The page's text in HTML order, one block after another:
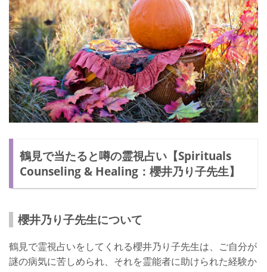
鶴見で当たると噂の霊視占い【Spirituals
Counseling & Healing：櫻井乃り子先生】
櫻井乃り子先生について
鶴見で霊視占いをしてくれる櫻井乃り子先生は、ご自分が
謎の病気に苦しめられ、それを霊能者に助けられた経験か